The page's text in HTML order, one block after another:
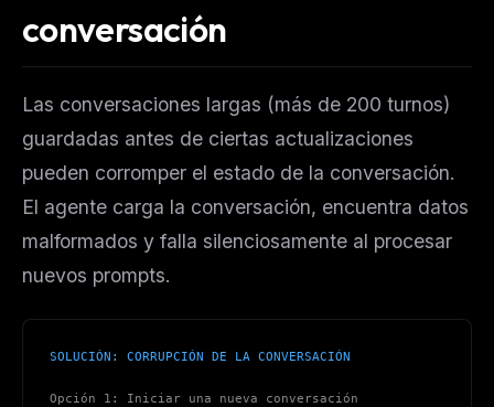
conversación
Las conversaciones largas (más de 200 turnos)
guardadas antes de ciertas actualizaciones
pueden corromper el estado de la conversación.
El agente carga la conversación, encuentra datos
malformados y falla silenciosamente al procesar
nuevos prompts.
SOLUCIÓN: CORRUPCIÓN DE LA CONVERSACIÓN
Opción 1: Iniciar una nueva conversación
Curated MCP picks, agent skills, rules, and LLM
Email address
Get the weekly digest